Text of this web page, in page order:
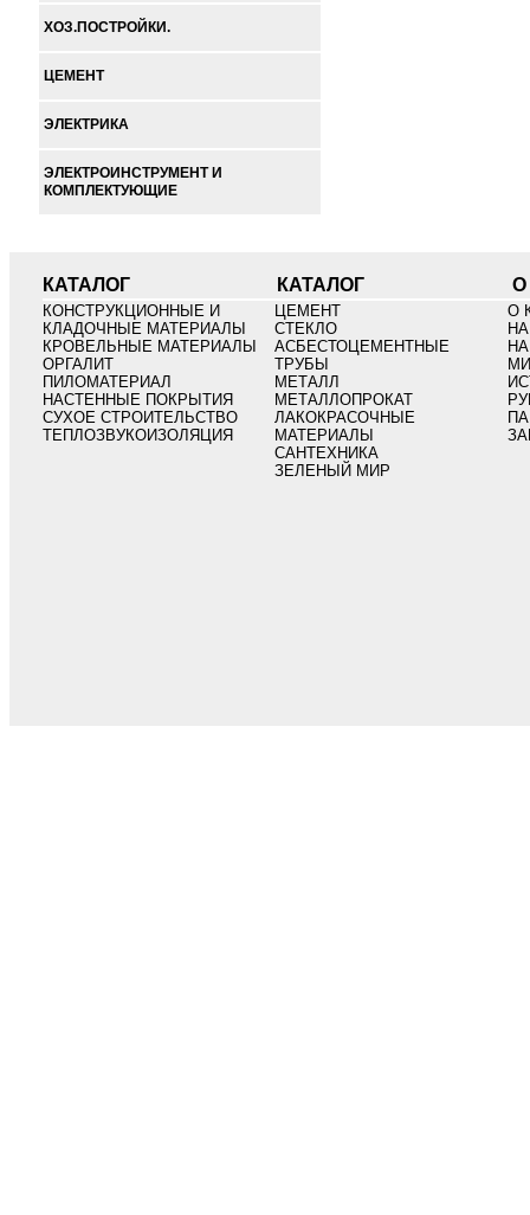
ХОЗ.ПОСТРОЙКИ.
ЦЕМЕНТ
ЭЛЕКТРИКА
ЭЛЕКТРОИНСТРУМЕНТ И
КОМПЛЕКТУЮЩИЕ
КАТАЛОГ КАТАЛОГ О
КОНСТРУКЦИОННЫЕ И
КЛАДОЧНЫЕ МАТЕРИАЛЫ
КРОВЕЛЬНЫЕ МАТЕРИАЛЫ
ОРГАЛИТ
ПИЛОМАТЕРИАЛ
НАСТЕННЫЕ ПОКРЫТИЯ
СУХОЕ СТРОИТЕЛЬСТВО
ТЕПЛОЗВУКОИЗОЛЯЦИЯ
ЦЕМЕНТ
СТЕКЛО
АСБЕСТОЦЕМЕНТНЫЕ
ТРУБЫ
МЕТАЛЛ
МЕТАЛЛОПРОКАТ
ЛАКОКРАСОЧНЫЕ
МАТЕРИАЛЫ
САНТЕХНИКА
ЗЕЛЕНЫЙ МИР
О